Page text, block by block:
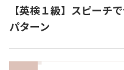
【英検１級】スピーチ
パターン